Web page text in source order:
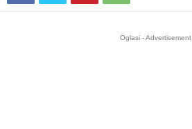
Oglasi - Advertisement